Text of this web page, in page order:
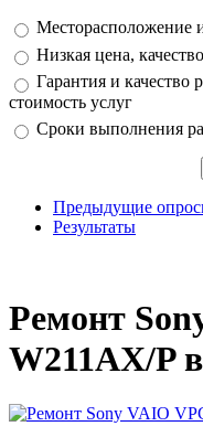
Варианты
Месторасположение
Низкая цена,
Гарантия и качество
стоимость услуг
Сроки выполнения
Предыдущие
Результаты
Ремонт
W211AX/P